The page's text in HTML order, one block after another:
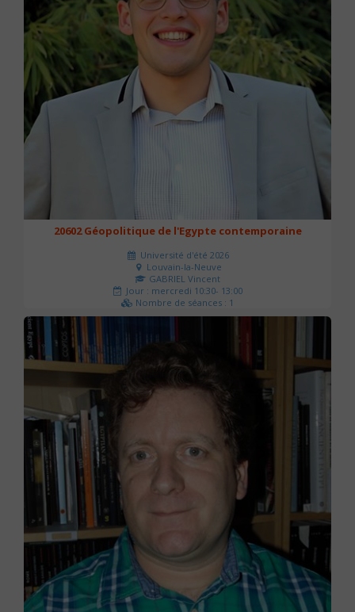
20602 Géopolitique de l'Egypte contemporaine
Université d'été 2026
Louvain-la-Neuve
GABRIEL Vincent
Jour : mercredi 10:30- 13:00
Nombre de séances : 1
21 €